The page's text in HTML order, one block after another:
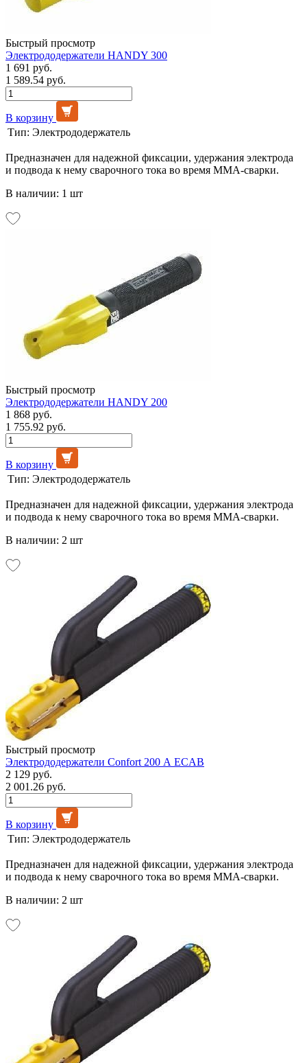
Быстрый просмотр
Электрододержатели HANDY 300
1 691 руб.
1 589.54 руб.
В корзину
Тип: Электрододержатель
Предназначен для надежной фиксации, удержания электрода
и подвода к нему сварочного тока во время MMA-сварки.
В наличии: 1 шт
Быстрый просмотр
Электрододержатели HANDY 200
1 868 руб.
1 755.92 руб.
В корзину
Тип: Электрододержатель
Предназначен для надежной фиксации, удержания электрода
и подвода к нему сварочного тока во время MMA-сварки.
В наличии: 2 шт
Быстрый просмотр
Электрододержатели Confort 200 А ECAB
2 129 руб.
2 001.26 руб.
В корзину
Тип: Электрододержатель
Предназначен для надежной фиксации, удержания электрода
и подвода к нему сварочного тока во время MMA-сварки.
В наличии: 2 шт